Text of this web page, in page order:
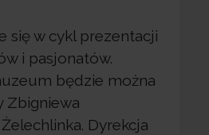
się w cykl prezentacji
i pasjonatów.
będzie można
Zbigniewa
Dyrekcja